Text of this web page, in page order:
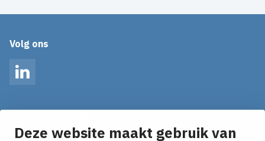
Deze website maakt gebruik van
Volg ons
LinkedIn
Ontvang onze nieuws alerts in je mailbox!